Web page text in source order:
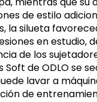
de estilo
la silueta
en estudio,
de los
Soft de ODLO se
lavar a
de